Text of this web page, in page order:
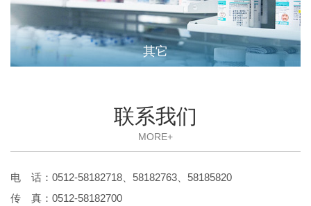
其它
联系我们
MORE+
电 话：0512-58182718、58182763、58185820
传 真：0512-58182700